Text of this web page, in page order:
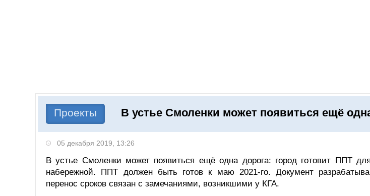
Поиск
НОВОСТИ
Проекты В устье Смоленки может появиться ещё
05 декабря 2019, 13:26
В устье Смоленки может появиться ещё одна дорога: город готовит ППТ
набережной. ППТ должен быть готов к маю 2021-го. Документ
перенос сроков связан с замечаниями, возникшими у КГА.